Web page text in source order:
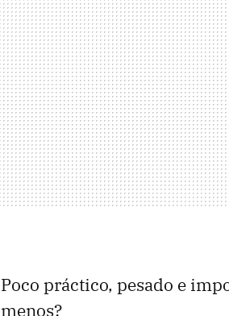
Poco práctico, pesado e
menos?